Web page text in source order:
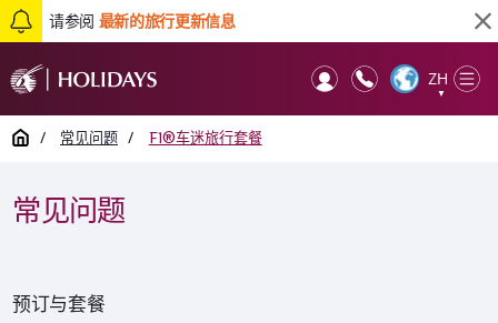
请参阅 最新的旅行更新信息
ZH
▼
Home / 常见问题 / F1®车迷旅行套餐
常见问题
预订与套餐